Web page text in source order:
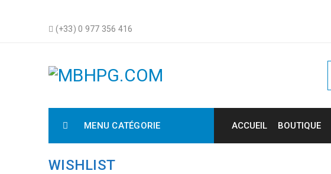
(+33) 0 977 356 416
MENU CATÉGORIE ACCUEIL BOUTIQUE
WISHLIST